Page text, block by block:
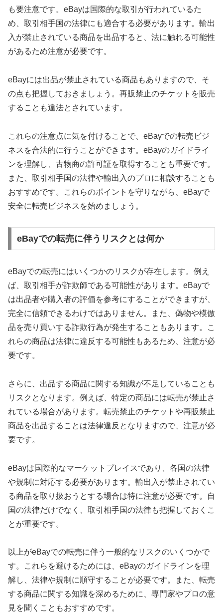
も要注意です。eBayは国際的な取引が行われているた
め、取引相手国の法律にも適合する必要があります。輸出
入が禁止されている商品を出品すると、法に触れる可能性
があるため注意が必要です。
eBayには出品が禁止されている商品もありますので、そ
の点も把握しておきましょう。再販禁止のチケットを販売
することも違法とされています。
これらの注意点に気を付けることで、eBayでの転売ビジ
ネスを合法的に行うことができます。eBayのガイドライ
ンを理解し、古物商の許可証を取得することも重要です。
また、取引相手国の法律や輸出入のプロに相談することも
おすすめです。これらのポイントを守りながら、eBayで
安全に転売ビジネスを始めましょう。
eBayでの転売に伴うリスクとは何か
eBayでの転売にはいくつかのリスクが存在します。例え
ば、取引相手が詐欺師である可能性があります。eBayで
は出品者や購入者の評価を参考にすることができますが、
完全に信頼できるわけではありません。また、偽物や模倣
品を売り買いする詐欺行為が発生することもあります。こ
れらの商品は法律に違反する可能性もあるため、注意が必
要です。
さらに、出品する商品に関する知識が不足していることも
リスクとなります。例えば、特定の商品には転売が禁止さ
れている場合があります。転売禁止のチケットや再販禁止
商品を出品することは法律違反となりますので、注意が必
要です。
eBayは国際的なマーケットプレイスであり、各国の法律
や規制に対応する必要があります。輸出入が禁止されてい
る商品を取り扱おうとする場合は特に注意が必要です。自
国の法律だけでなく、取引相手国の法律も把握しておくこ
とが重要です。
以上がeBayでの転売に伴う一般的なリスクのいくつかで
す。これらを避けるためには、eBayのガイドラインを理
解し、法律や規制に順守することが必要です。また、転売
する商品に関する知識を深めるために、専門家やプロの意
見を聞くこともおすすめです。